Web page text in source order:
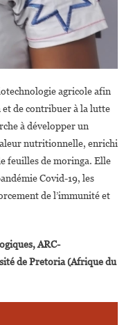
agricole afin
de contribuer à la lutte
à développer un
nutritionnelle, enrichi
feuilles de moringa. Elle
Covid-19, les
de l’immunité et
ARC-
de Pretoria (Afrique du